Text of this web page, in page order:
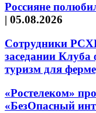
Россияне
| 05.08.2026
Сотрудники
заседании
туризм для
«Ростелеком»
«БезОпасный